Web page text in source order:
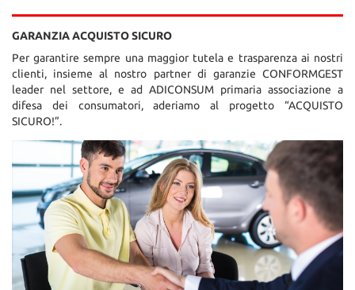
GARANZIA ACQUISTO SICURO
Per garantire sempre una maggior tutela e trasparenza ai nostri
clienti, insieme al nostro partner di garanzie CONFORMGEST
leader nel settore, e ad ADICONSUM primaria associazione a
difesa dei consumatori, aderiamo al progetto “ACQUISTO
SICURO!”.